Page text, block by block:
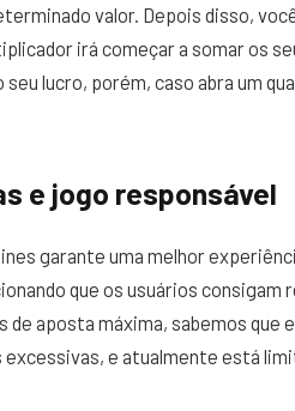
valor. Depois disso,
irá começar a somar os
lucro, porém, caso abra um
e jogo responsável
garante uma melhor
que os usuários
de aposta máxima, sabemos que
e atualmente está